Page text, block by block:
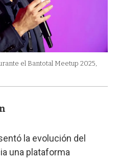
el Bantotal Meetup 2025,
la evolución del
una plataforma